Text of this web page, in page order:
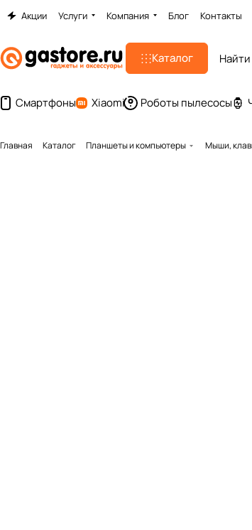
Акции Услуги Компания Блог Контакты
Каталог
Смартфоны Xiaomi Роботы пылесосы
Главная Каталог Планшеты и компьютеры Мыши,